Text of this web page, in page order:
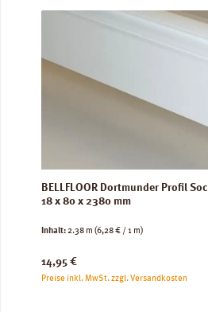
BELLFLOOR Dortmunder Profil
18 x 80 x 2380 mm
Inhalt:2.38 m (6,28 € / 1 m)
Regulärer Preis:
14,95 €
Preise inkl. MwSt. zzgl. Versandkosten